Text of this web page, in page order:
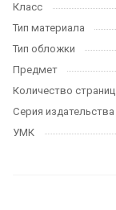
Класс
Тип материала
Тип обложки
Предмет
Количество страниц
Серия издательства
УМК